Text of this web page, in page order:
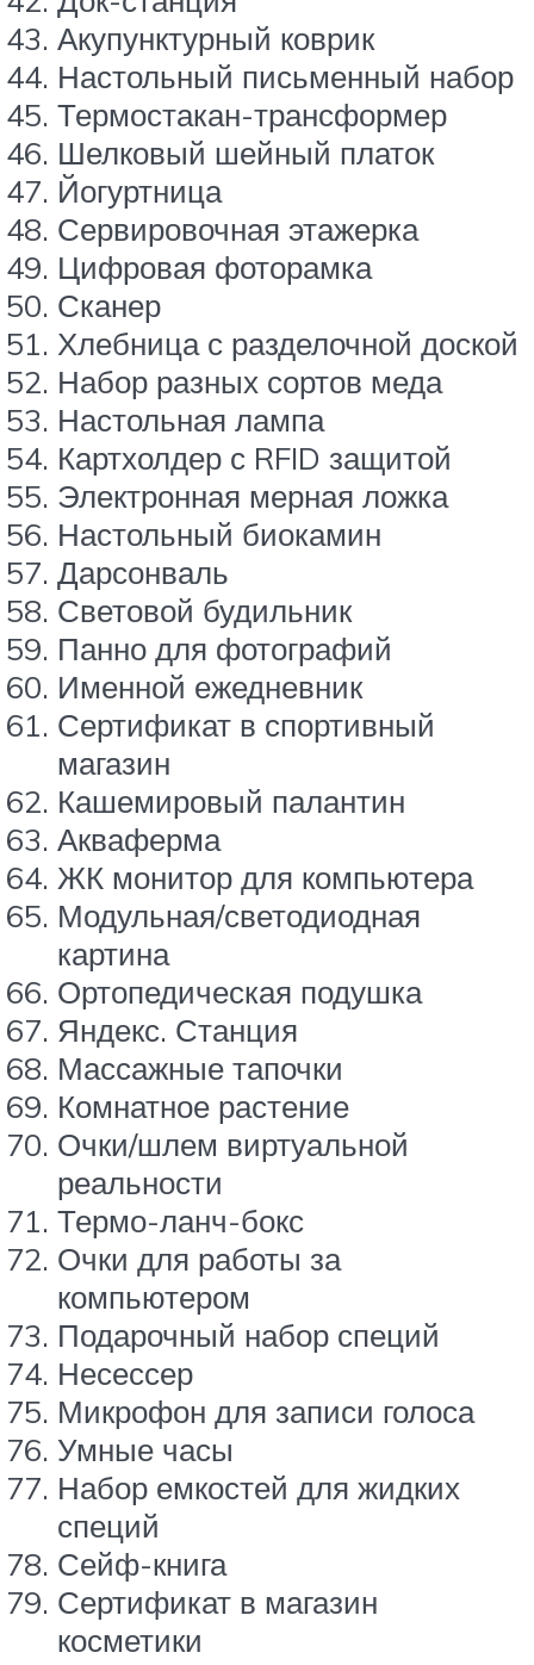
Акупунктурный коврик
Настольный письменный набор
Термостакан-трансформер
Шелковый шейный платок
Йогуртница
Сервировочная этажерка
Цифровая фоторамка
Сканер
Хлебница с разделочной доской
Набор разных сортов меда
Настольная лампа
Картхолдер с RFID защитой
Электронная мерная ложка
Настольный биокамин
Дарсонваль
Световой будильник
Панно для фотографий
Именной ежедневник
Сертификат в спортивный
магазин
Кашемировый палантин
Акваферма
ЖК монитор для компьютера
Модульная/светодиодная
картина
Ортопедическая подушка
Яндекс. Станция
Массажные тапочки
Комнатное растение
Очки/шлем виртуальной
реальности
Термо-ланч-бокс
Очки для работы за
компьютером
Подарочный набор специй
Несессер
Микрофон для записи голоса
Умные часы
Набор емкостей для жидких
специй
Сейф-книга
Сертификат в магазин
косметики